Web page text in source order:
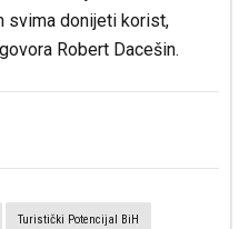
Turistički Potencijal BiH
svima donijeti korist,
Robert Dacešin.